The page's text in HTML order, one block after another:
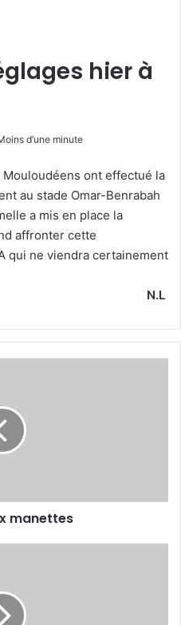
hier à
d’une minute
Mouloudéens ont effectué la
au stade Omar-Benrabah
a mis en place la
affronter cette
qui ne viendra certainement
N.L
manettes